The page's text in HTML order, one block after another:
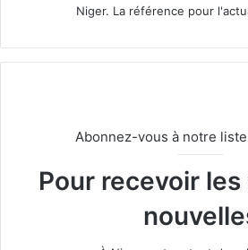
Niger. La référence pour
Abonnez-vous à notre
Pour recevoir